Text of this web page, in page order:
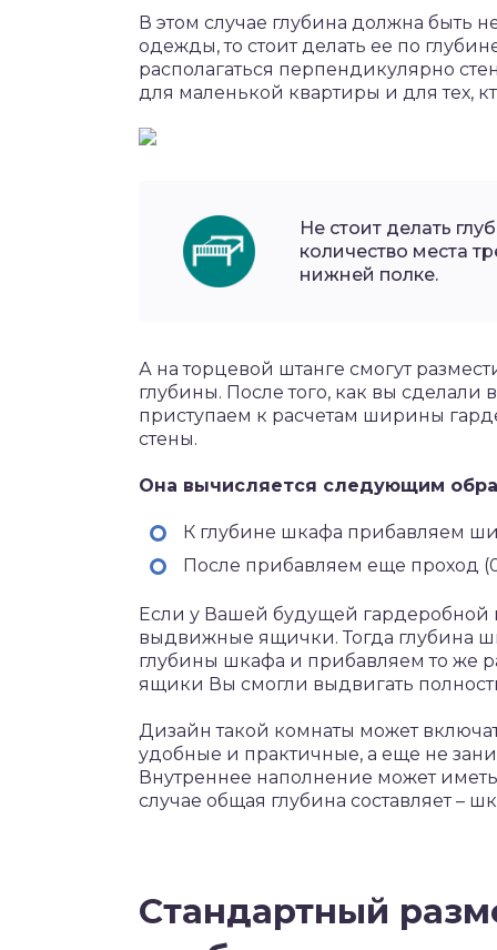
В этом случае глубина должна быть
одежды, то стоит делать ее по
располагаться перпендикулярно
для маленькой квартиры и для тех,
Не стоит делать
количество места
нижней полке.
А на торцевой штанге смогут
глубины. После того, как вы
приступаем к расчетам ширины
стены.
Она вычисляется следующим
К глубине шкафа прибавляем
После прибавляем еще проход
Если у Вашей будущей гардеробной
выдвижные ящички. Тогда глубина
глубины шкафа и прибавляем то же
ящики Вы смогли выдвигать
Дизайн такой комнаты может
удобные и практичные, а еще не
Внутреннее наполнение может
случае общая глубина составляет –
Стандартный